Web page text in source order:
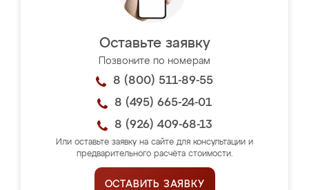
Оставьте заявку
Позвоните по номерам
8 (800) 511-89-55
8 (495) 665-24-01
8 (926) 409-68-13
Или оставьте заявку на сайте для консультации и
предварительного расчёта стоимости.
ОСТАВИТЬ ЗАЯВКУ